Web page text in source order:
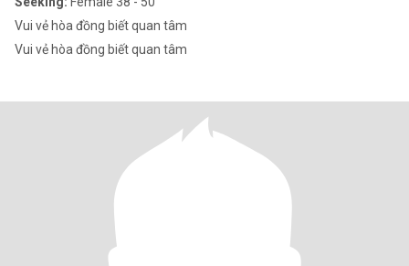
Vui vẻ hòa đồng biết quan tâm
Vui vẻ hòa đồng biết quan tâm